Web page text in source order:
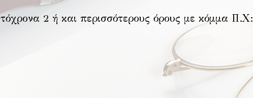
2 ή και περισσότερους όρους με κόμμα Π.Χ: